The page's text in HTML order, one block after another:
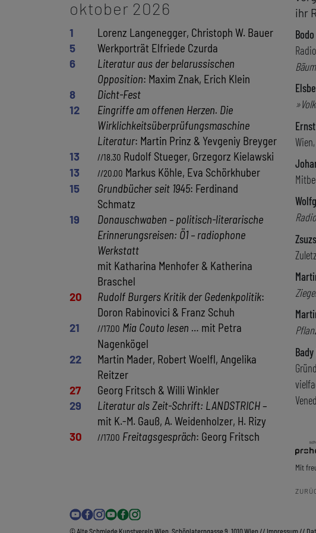
oktober 2026
1
Lorenz Langenegger, Christoph W. Bauer
5
Werkporträt Elfriede Czurda
6
Literatur aus der belarussischen
Opposition: Maxim Znak, Erich Klein
8
Dicht-Fest
12
Eingriffe am offenen Herzen. Die
Wirklichkeitsüberprüfungsmaschine
Literatur: Martin Prinz & Yevgeniy Breyger
13
//18.30 Rudolf Stueger, Grzegorz Kielawski
13
//20.00 Markus Köhle, Eva Schörkhuber
15
Grundbücher seit 1945: Ferdinand
Schmatz
19
Donauschwaben – politisch-literarische
Erinnerungsreisen: Ö1 – radiophone
Werkstatt
mit Katharina Menhofer & Katherina
Braschel
20
Rudolf Burgers Kritik der Gedenkpolitik:
Doron Rabinovici & Franz Schuh
21
//17.00 Mia Couto lesen … mit Petra
Nagenkögel
22
Martin Mader, Robert Woelfl, Angelika
Reitzer
27
Georg Fritsch & Willi Winkler
29
Literatur als Zeit-Schrift: LANDSTRICH–
mit K.-M. Gauß, A. Weidenholzer, H. Rizy
30
//17.00 Freitagsgespräch: Georg Fritsch
ihr
Mit